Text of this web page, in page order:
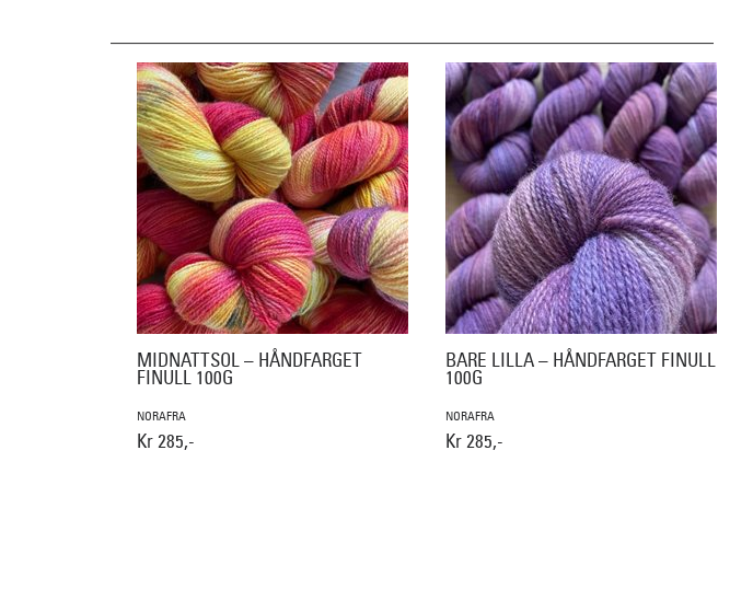
MIDNATTSOL – HÅNDFARGET
FINULL 100G
NORAFRA
Kr 285,-
BARE LILLA – HÅNDFARGET FINULL
100G
NORAFRA
Kr 285,-